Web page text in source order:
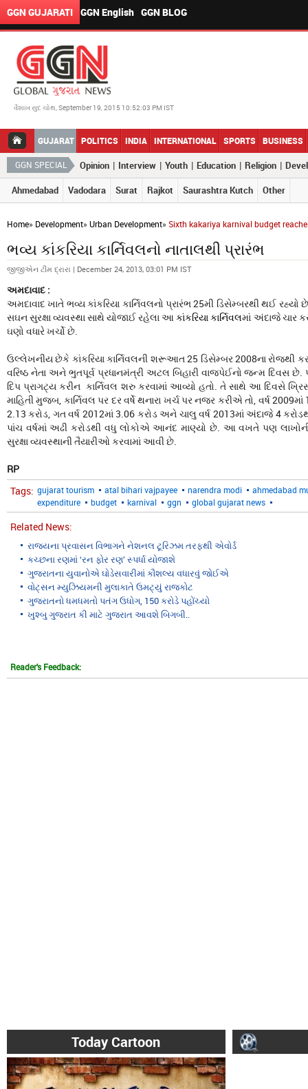
GGN GUJARATI GGN English GGN BLOG
વૈશાખ સુદ ચોથ, September 19, 2015 10:52:03 PM IST
GUJARAT POLITICS INDIA INTERNATIONAL SPORTS BUSINESS
GGN SPECIAL Opinion | Interview | Youth | Education | Religion |
Ahmedabad
Vadodara Surat Rajkot Saurashtra Kutch Other
Home» Development»Urban Development»Sixth kakariya karnival budget
ભવ્ય કાંકરિયા કાર્નિવલનો નાતાલથી પ્રારંભ
જીજીએન ટીમ દ્રારા | December 24, 2013, 03:01 PM IST
અમદાવાદ :
અમદાવાદ ખાતે ભવ્ય કાંકરિયા કાર્નિવલનો પ્રારંભ 25મી ડિસેમ્બરથી થઈ
સઘન સુરક્ષા વ્યવસ્થા સાથે યોજાઈ રહેલા આકાંકરિયા કાર્નિવલમાં અંદાજે ચાર
ઘણો વધારે ખર્ચો છે.
ઉલ્લેખનીય છેકે કાંકરિયા કાર્નિવલની શરૂઆત 25 ડિસેમ્બર 2008ના રોજથી
વરિષ્ઠ નેતા અને ભુતપૂર્વ પ્રધાનમંત્રી અટલ બિહારી વાજપેઈનો જન્મ દિવસ છે.
દિપ પ્રાગટ્ય કરીન કાર્નિવલ શરુ કરવામાં આવ્યો હતો. તે સાથે આ દિવસે
માહિતી મુજબ, કાર્નિવલ પર દર વર્ષે થનારા ખર્ચ પર નજર કરીએ તો, વર્ષ 2009માં
2.13 કરોડ, ગત વર્ષ 2012માં 3.06 કરોડ અને ચાલુ વર્ષ 2013માં અંદાજે 4
પાંચ વર્ષમાં અઢી કરોડથી વધુ લોકોએ આનંદ માણ્યો છે. આ વખતે પણ
સુરક્ષા વ્યવસ્થાની તૈયારીઓ કરવામાં આવી છે.
RP
Tags: gujarat tourism atal bihari vajpayee narendra modi
ahmedabad
expenditure
budget karnival ggn global gujarat news
Related News:
રાજ્યના પ્રવાસન વિભાગને નેશનલ ટૂરિઝમ તરફથી એવોર્ડ
કચ્છના રણમાં ‘રન ફોર રણ’ સ્પર્ધા યોજાશે
ગુજરાતના યુવાનોએ ઘોડેસવારીમાં કૌશલ્ય વધારવું જોઈએ
વોટ્સન મ્યુઝિયમની મુલાકાતે ઉમટ્યું રાજકોટ
ગુજરાતનો ધમધમતો પતંગ ઉધોગ, 150 કરોડે પહોંચ્યો
ખુશ્બુ ગુજરાત કી માટે ગુજરાત આવશે બિગબી..
Reader's Feedback:
Today Cartoon